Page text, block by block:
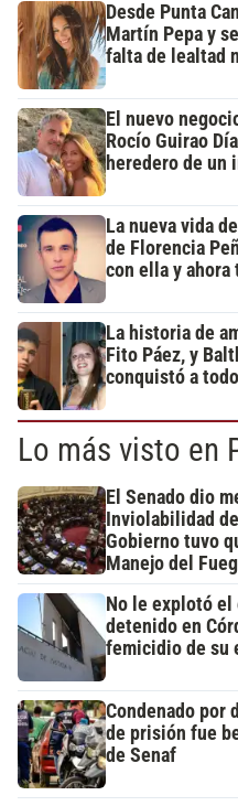
Desde Punta
Martín Pepa y
falta de lealtad
El nuevo
Rocío Guirao
heredero de un
La nueva vida
de Florencia
con ella y
La historia de
Fito Páez, y
conquistó a
Lo más visto en
El Senado dio
Inviolabilidad
Gobierno tuvo
Manejo del
No le explotó
detenido en
femicidio de su
Condenado por
de prisión fue
de Senaf